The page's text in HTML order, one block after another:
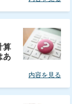
算
あ
内容を見る